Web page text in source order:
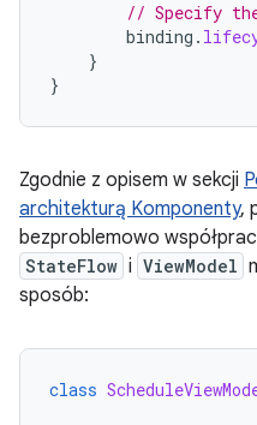
// Specify
binding .
}
}
Zgodnie z opisem w sekcji
architekturą Komponenty,
bezproblemowo
StateFlow i ViewModel
sposób:
class